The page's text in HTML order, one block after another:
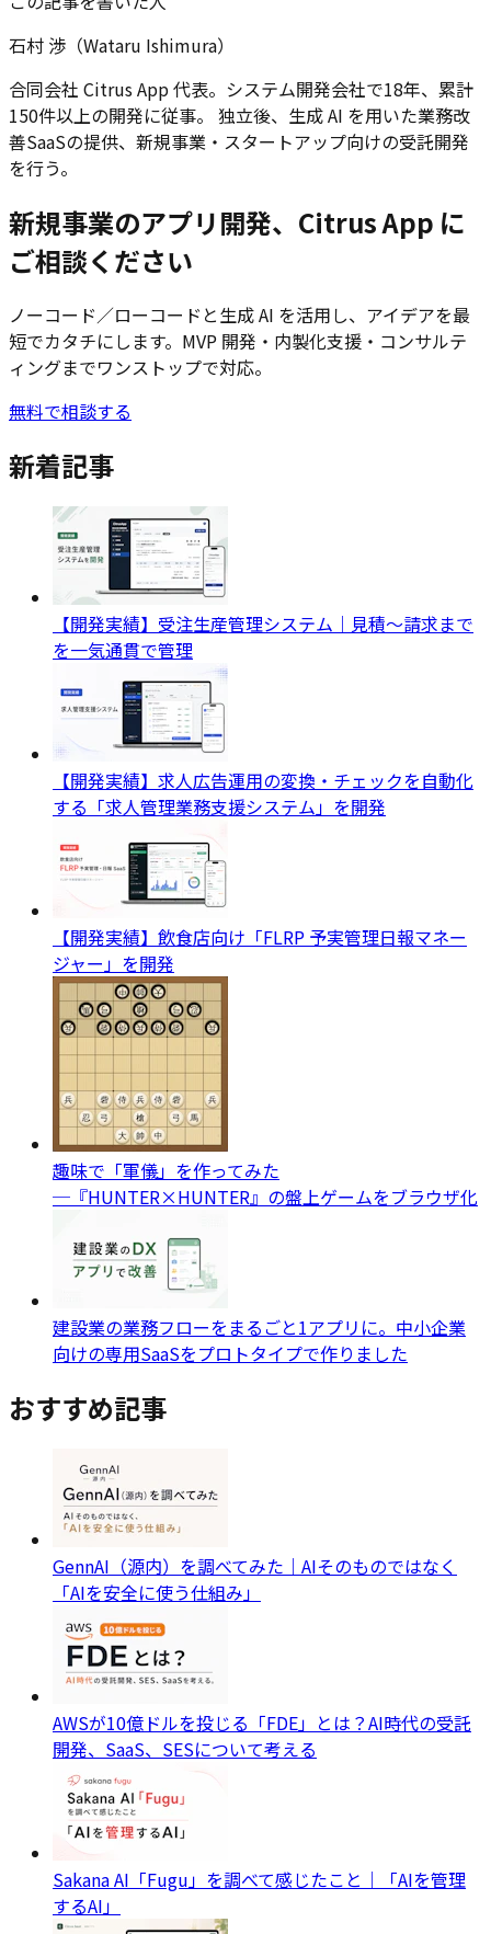
石村 渉（Wataru Ishimura）
合同会社 Citrus App 代表。システム開発会社で18年、累計
150件以上の開発に従事。 独立後、生成 AI を用いた業務改
善SaaSの提供、新規事業・スタートアップ向けの受託開発
を行う。
新規事業のアプリ開発、Citrus App に
ご相談ください
ノーコード／ローコードと生成 AI を活用し、アイデアを最
短でカタチにします。MVP 開発・内製化支援・コンサルテ
ィングまでワンストップで対応。
無料で相談する
新着記事
【開発実績】受注生産管理システム｜見積〜請求まで
を一気通貫で管理
【開発実績】求人広告運用の変換・チェックを自動化
する「求人管理業務支援システム」を開発
【開発実績】飲食店向け「FLRP 予実管理日報マネー
ジャー」を開発
趣味で「軍儀」を作ってみた
─『HUNTER×HUNTER』の盤上ゲームをブラウザ化
建設業の業務フローをまるごと1アプリに。中小企業
向けの専用SaaSをプロトタイプで作りました
おすすめ記事
GennAI（源内）を調べてみた｜AIそのものではなく
「AIを安全に使う仕組み」
AWSが10億ドルを投じる「FDE」とは？AI時代の受託
開発、SaaS、SESについて考える
Sakana AI「Fugu」を調べて感じたこと｜「AIを管理
するAI」